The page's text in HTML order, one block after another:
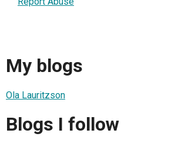
My blogs
Ola Lauritzson
Blogs I follow